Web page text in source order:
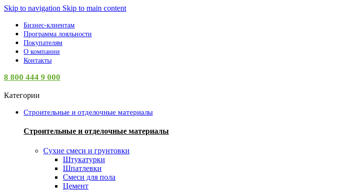
Skip to navigation Skip to main content
Бизнес-клиентам
Программа лояльности
Покупателям
О компании
Контакты
8 800 444 9 000
Категории
Строительные и отделочные материалы
Строительные и отделочные материалы
Сухие смеси и грунтовки
Штукатурки
Шпатлевки
Смеси для пола
Цемент